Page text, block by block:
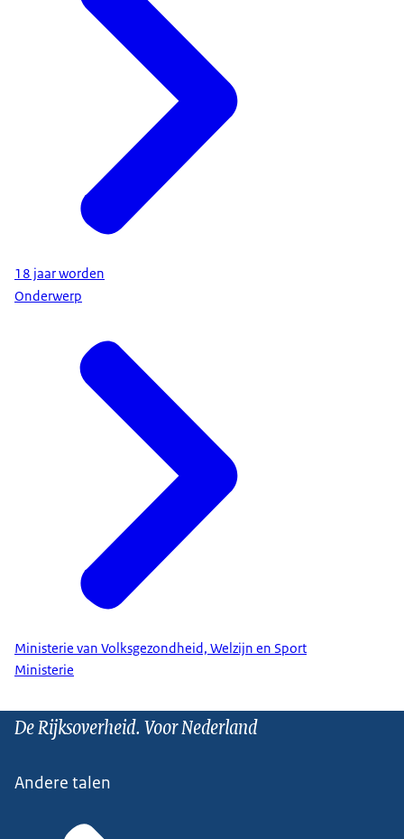
• de Belastingdienst, via de contactpagina op de
website. Of stuur een e-mail naar
dovenenslechthorenden@belastingdienst.nl
Zorgverzekering in Nederlandse Gebarentaal
| Video | Rijksoverheid.nl
18 jaar worden
Onderwerp
Ministerie van Volksgezondheid, Welzijn en Sport
Ministerie
De Rijksoverheid. Voor Nederland
Andere talen